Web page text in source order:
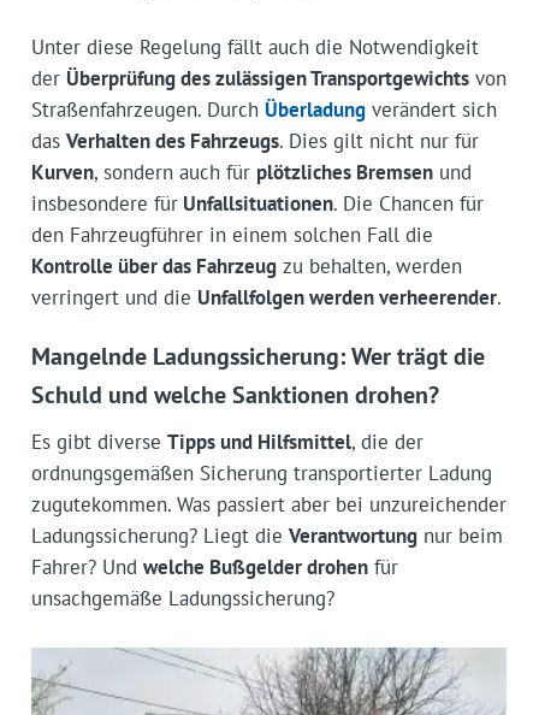
Unter diese Regelung fällt auch die Notwendigkeit
der Überprüfung des zulässigen Transportgewichtsvon
Straßenfahrzeugen. Durch Überladungverändert sich
das Verhalten des Fahrzeugs. Dies gilt nicht nur für
Kurven, sondern auch für plötzliches Bremsenund
insbesondere fürUnfallsituationen. Die Chancen für
den Fahrzeugführer in einem solchen Fall die
Kontrolle über das Fahrzeugzu behalten, werden
verringert und die Unfallfolgen werden verheerender.
Mangelnde Ladungssicherung: Wer trägt die
Schuld und welche Sanktionen drohen?
Es gibt diverse Tipps und Hilfsmittel, die der
ordnungsgemäßen Sicherung transportierter Ladung
zugutekommen. Was passiert aber bei unzureichender
Ladungssicherung? Liegt die Verantwortungnur beim
Fahrer? Und welche Bußgelder drohenfür
unsachgemäße Ladungssicherung?